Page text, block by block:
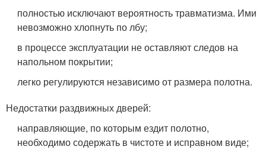
полностью исключают вероятность травматизма. Ими
невозможно хлопнуть по лбу;
в процессе эксплуатации не оставляют следов на
напольном покрытии;
легко регулируются независимо от размера полотна.
Недостатки раздвижных дверей:
направляющие, по которым ездит полотно,
необходимо содержать в чистоте и исправном виде;